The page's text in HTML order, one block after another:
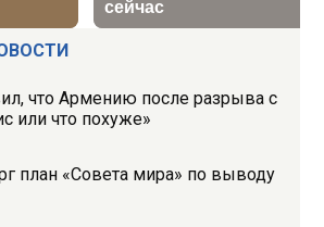
что Армению после разрыва с
или что похуже»
план «Совета мира» по выводу